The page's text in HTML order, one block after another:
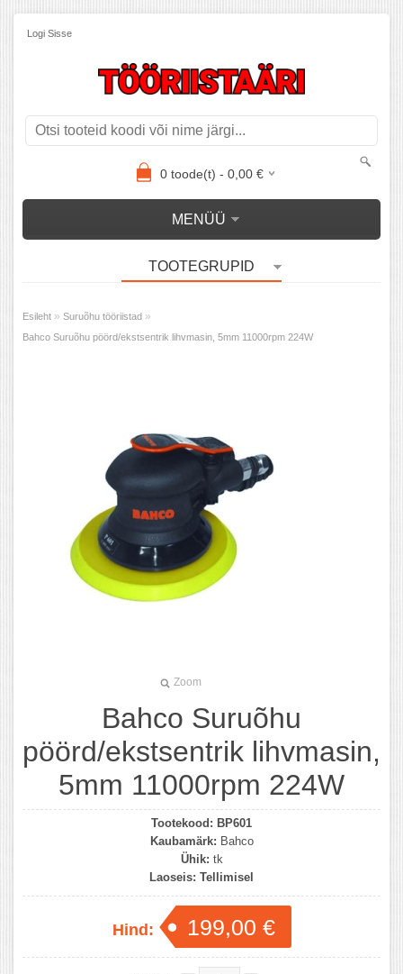
Logi Sisse
0toode(t) - 0,00€
MENÜÜ
TOOTEGRUPID
Esileht » Suruõhu tööriistad »
Bahco Suruõhu pöörd/ekstsentrik lihvmasin, 5mm 11000rpm 224W
Zoom
Bahco Suruõhu
pöörd/ekstsentrik lihvmasin,
5mm 11000rpm 224W
Tootekood: BP601
Kaubamärk: Bahco
Ühik: tk
Laoseis: Tellimisel
Hind: 199,00 €